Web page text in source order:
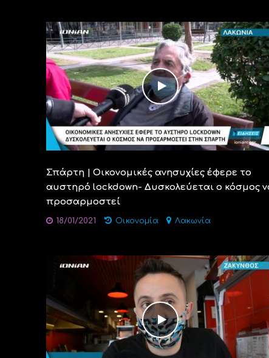
Σπάρτη | Οικονομικές ανησυχίες έφερε το
αυστηρό lockdown- Δυσκολεύεται ο κόσμος
προσαρμοστεί
18/01/2021 Οικονομία Λακωνία